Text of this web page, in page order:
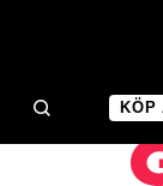
KÖP